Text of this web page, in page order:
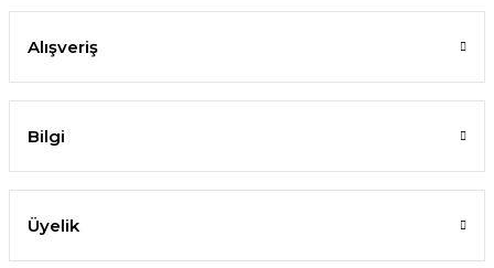
Alışveriş
Bilgi
Üyelik